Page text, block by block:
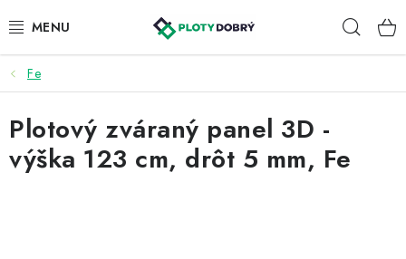
na
PLETIVA A PLOTY
PRÍSLUŠENSTVO
BRÁNY A BRÁNKY
Fe
Plotový zváraný panel 3D -
výška 123 cm, drôt 5 mm, Fe